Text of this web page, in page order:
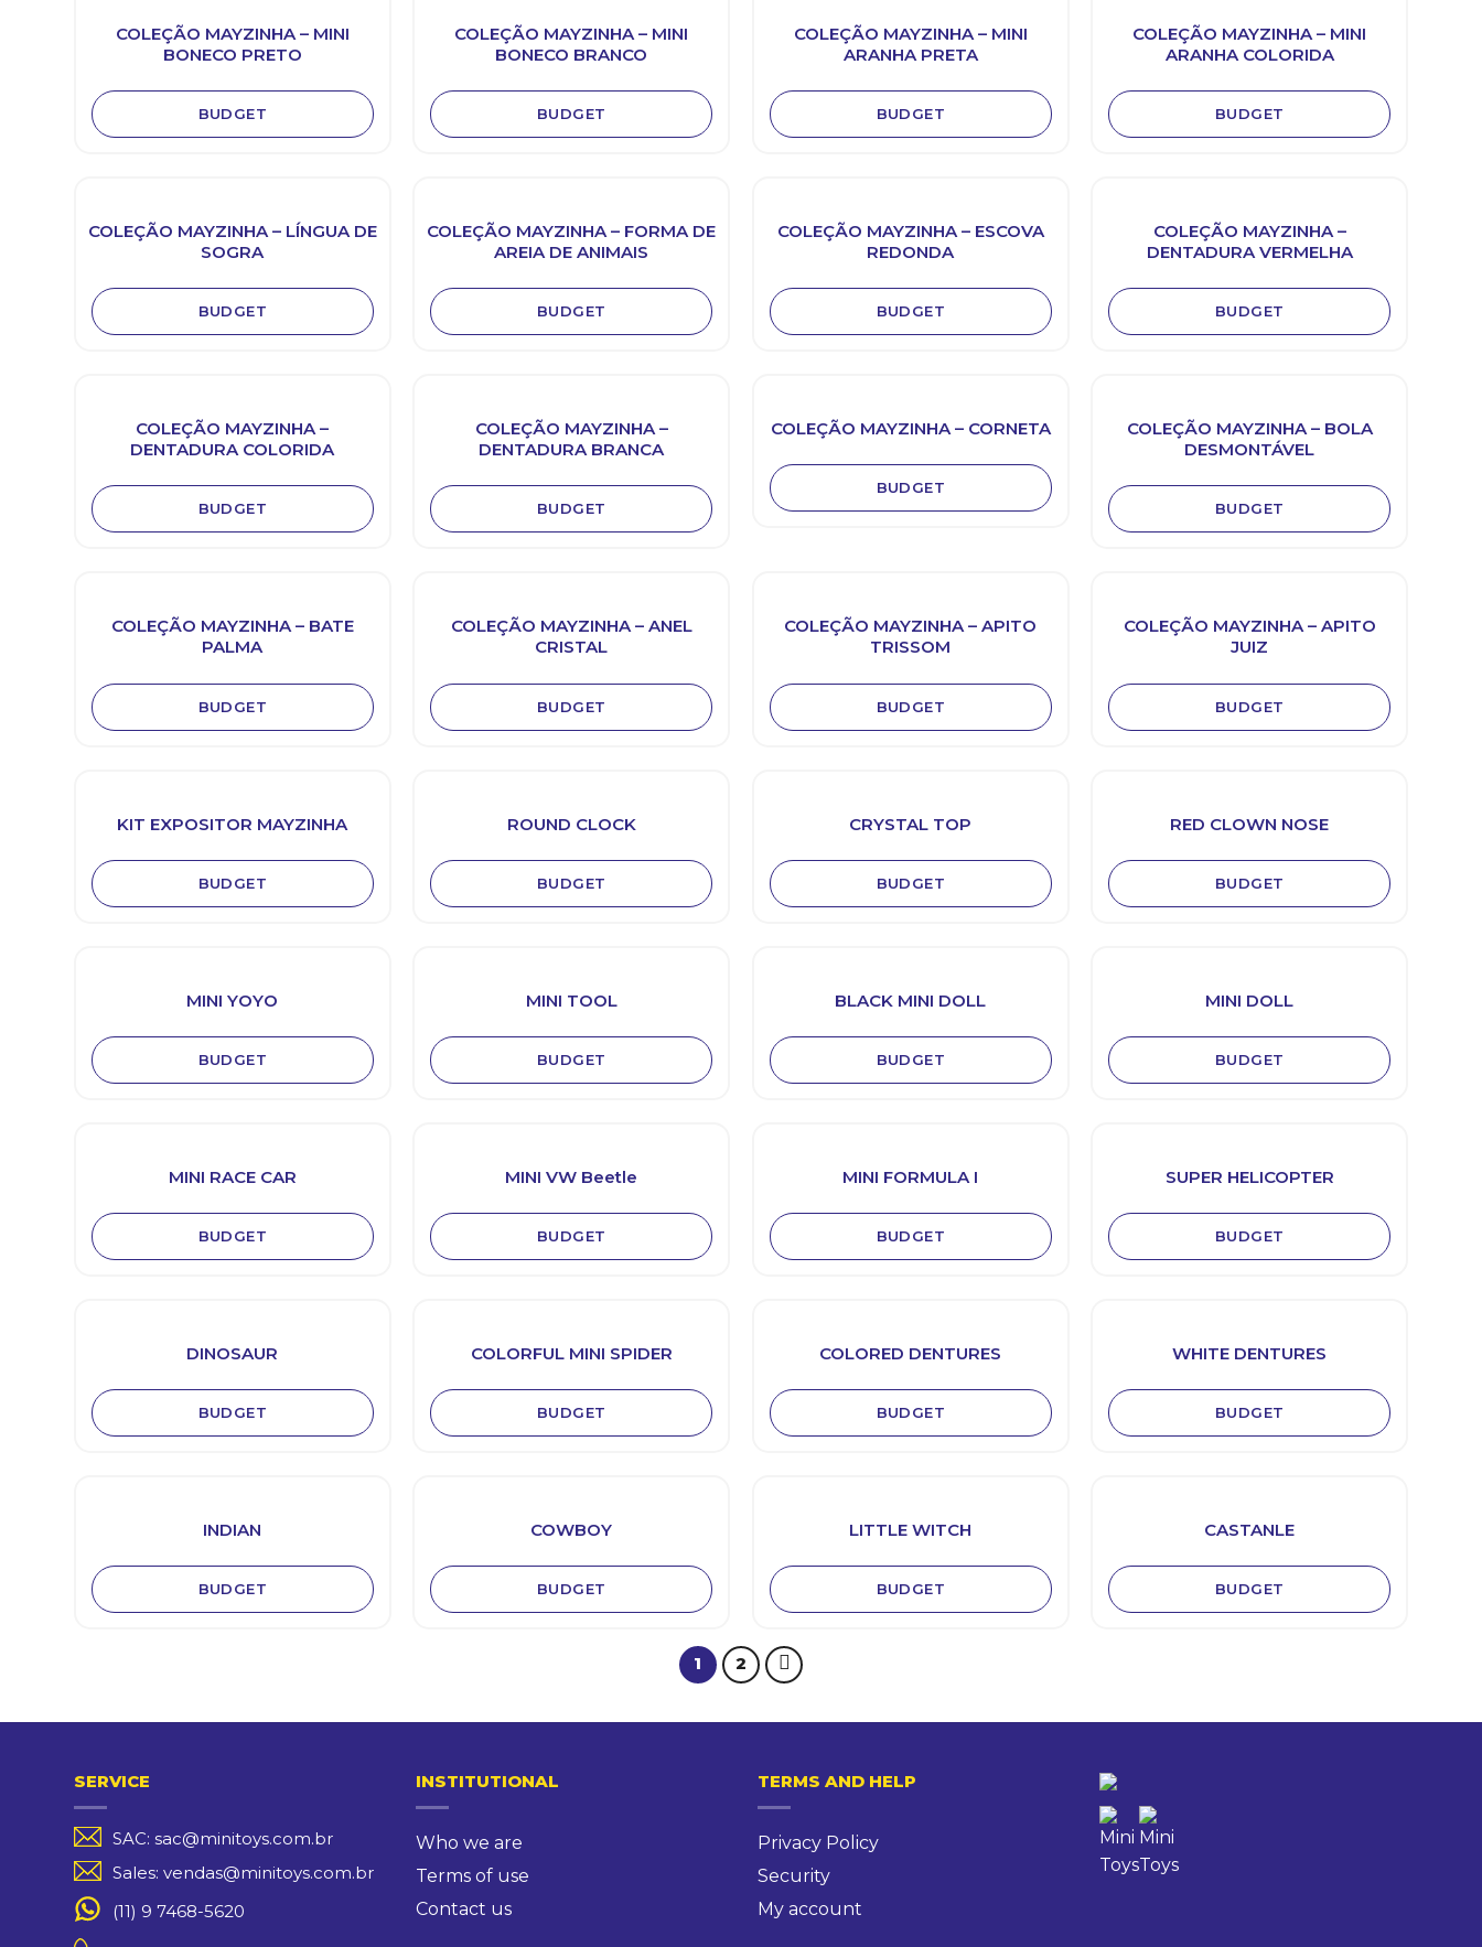
COLEÇÃO MAYZINHA – MINI
BONECO PRETO
BUDGET
COLEÇÃO MAYZINHA – MINI
BONECO BRANCO
BUDGET
COLEÇÃO MAYZINHA – MINI
ARANHA PRETA
BUDGET
COLEÇÃO MAYZINHA – MINI
ARANHA COLORIDA
BUDGET
COLEÇÃO MAYZINHA – LÍNGUA DE
SOGRA
BUDGET
COLEÇÃO MAYZINHA – FORMA DE
AREIA DE ANIMAIS
BUDGET
COLEÇÃO MAYZINHA – ESCOVA
REDONDA
BUDGET
COLEÇÃO MAYZINHA –
DENTADURA VERMELHA
BUDGET
COLEÇÃO MAYZINHA –
DENTADURA COLORIDA
BUDGET
COLEÇÃO MAYZINHA –
DENTADURA BRANCA
BUDGET
COLEÇÃO MAYZINHA – CORNETA
BUDGET
COLEÇÃO MAYZINHA – BOLA
DESMONTÁVEL
BUDGET
COLEÇÃO MAYZINHA – BATE
PALMA
BUDGET
COLEÇÃO MAYZINHA – ANEL
CRISTAL
BUDGET
COLEÇÃO MAYZINHA – APITO
TRISSOM
BUDGET
COLEÇÃO MAYZINHA – APITO
JUIZ
BUDGET
KIT EXPOSITOR MAYZINHA
BUDGET
ROUND CLOCK
BUDGET
CRYSTAL TOP
BUDGET
RED CLOWN NOSE
BUDGET
MINI YOYO
BUDGET
MINI TOOL
BUDGET
BLACK MINI DOLL
BUDGET
MINI DOLL
BUDGET
MINI RACE CAR
BUDGET
MINI VW Beetle
BUDGET
MINI FORMULA I
BUDGET
SUPER HELICOPTER
BUDGET
DINOSAUR
BUDGET
COLORFUL MINI SPIDER
BUDGET
COLORED DENTURES
BUDGET
WHITE DENTURES
BUDGET
INDIAN
BUDGET
COWBOY
BUDGET
LITTLE WITCH
BUDGET
CASTANLE
BUDGET
1 2
SERVICE
SAC: sac@minitoys.com.br
Sales: vendas@minitoys.com.br
(11) 9 7468-5620
INSTITUTIONAL
Who we are
Terms of use
Contact us
TERMS AND HELP
Privacy Policy
Security
My account